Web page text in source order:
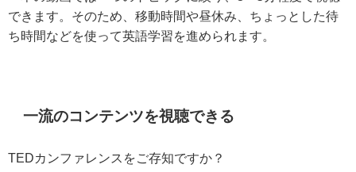
できます。そのため、移動時間や昼休み、ちょっとした待
ち時間などを使って英語学習を進められます。
一流のコンテンツを視聴できる
TEDカンファレンスをご存知ですか？